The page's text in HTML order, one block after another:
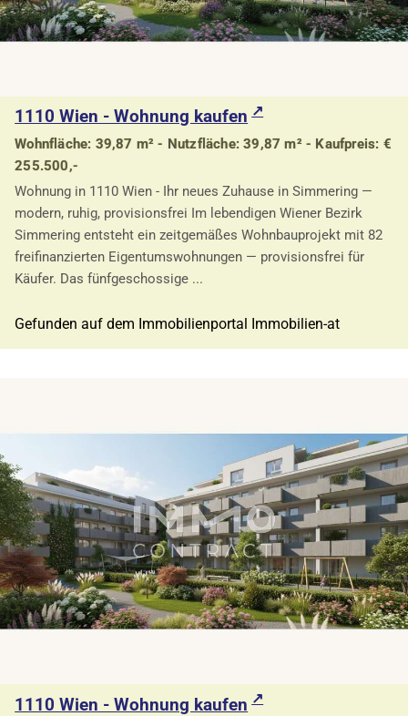
1110 Wien - Wohnung kaufen
Wohnfläche: 39,87 m² - Nutzfläche: 39,87 m² - Kaufpreis: €
255.500,-
Wohnung in 1110 Wien - Ihr neues Zuhause in Simmering —
modern, ruhig, provisionsfrei Im lebendigen Wiener Bezirk
Simmering entsteht ein zeitgemäßes Wohnbauprojekt mit 82
freifinanzierten Eigentumswohnungen — provisionsfrei für
Käufer. Das fünfgeschossige ...
Gefunden auf dem Immobilienportal Immobilien-at
1110 Wien - Wohnung kaufen